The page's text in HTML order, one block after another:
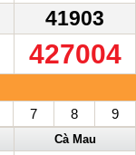
41903
427004
7 8 9
Cà Mau